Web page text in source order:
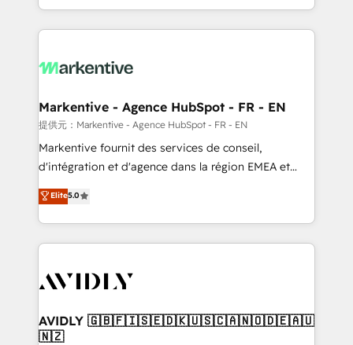
か？ ✓ HubSpot Eliteパートナー認定 ✓ HubSpotアワ
ード受賞・HUGリーダー ✓ ISO27001:2022 /
HubSpot大百科 出版 CRM・AI活用に関するご相談、現
せください。
Loop Marketing framework through expert-led
services, smart agents, and purpose-built apps,
results, fast. ⚙️CRM & RevOps: Align all Hubs to your
🎯Demand Gen & ABM: Drive pipeline with inbound,
ABM, AEO, SEO, & paid media. 👩‍💻Web Design:
Build high-performing websites with UX, messaging,
& conversion strategy that drive results. 🤖AI
AI, & maximize AEO with tailored AI services. 🧩
Integrations: Extend HubSpot with custom
Markentive - Agence HubSpot - FR - EN
提供元：Markentive - Agence HubSpot - FR - EN
Markentive fournit des services de conseil,
d'intégration et d'agence dans la région EMEA et
North America. Avec plus de 115 experts en
marketing automation, Growth, Revops, CRM et
webdesign. Markentive is both a consulting firm, a
digital agency and an integrator. With over 115
CRM and webdesign (We focus on EMEA - USA
Elite5.0
AVIDLY 🇬🇧🇫🇮🇸🇪🇩🇰🇺🇸🇨🇦🇳🇴🇩🇪🇦🇺
🇳🇿